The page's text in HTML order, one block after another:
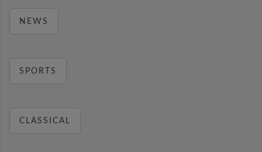
NEWS
SPORTS
CLASSICAL